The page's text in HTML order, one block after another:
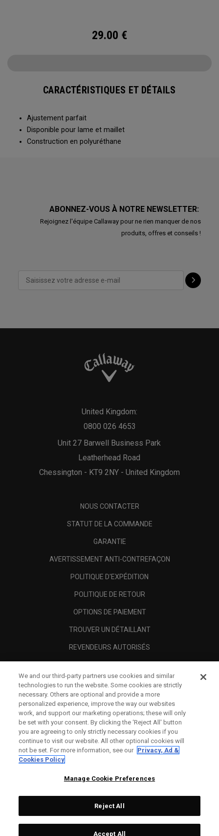
29.00 €
CARACTÉRISTIQUES ET DÉTAILS
Ajustement parfait
Disponible pour lame et maillet
Construction en polyuréthane
ABONNEZ-VOUS À NOTRE NEWSLETTER:
Rejoignez l'équipe Callaway pour ne rien manquer de nos
produits, offres et conseils !
Unit 27 Barwell Business Park
Leatherhead Road
Chessington - KT9 2NY - United Kingdom
United Kingdom:
0800 026 4653
NOUS CONTACTER
STATUT DE LA COMMANDE
GARANTIE
AVERTISSEMENT ANTI-CONTREFAÇON
POLITIQUE D'EXPÉDITION
POLITIQUE DE RETOUR
OPTIONS DE PAIEMENT
TROUVER UN DÉTAILLANT
REVENDEURS AUTORISÉS
A PROPOS
MENTIONS LÉGALES
Topgolf Callaway Brands.
We and our third-party partners use cookies and similar
technologies to run the website. Some cookies are strictly
necessary. Others are optional and provide a more
personalized experience, improve the way our websites
work, and support our marketing operations; these will only
be set with your consent. By clicking the ‘Reject All' button
you are agreeing to only strictly necessary cookies if you
continue to visit our website. All other optional cookies will
not be set. For more information, see our Privacy, Ad &
Cookies Policy
Manage Cookie Preferences
Reject All
Accept All